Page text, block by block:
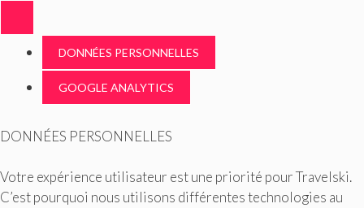
DONNÉES PERSONNELLES
GOOGLE ANALYTICS
DONNÉES PERSONNELLES
Votre expérience utilisateur est une priorité pour Travelski.
C’est pourquoi nous utilisons différentes technologies au